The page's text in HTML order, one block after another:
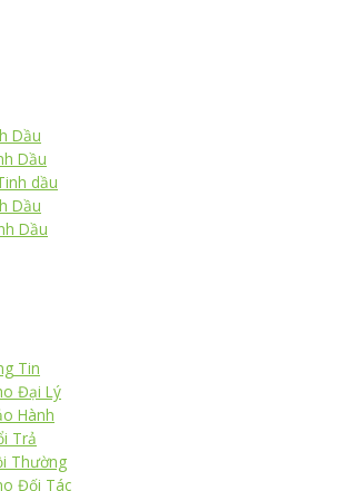
Dầu
Dầu
dầu
Dầu
Dầu
Tin
Đại Lý
Hành
Trả
Thường
Đối Tác